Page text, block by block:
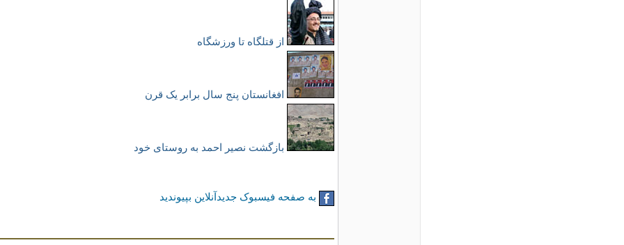
از قتلگاه تا ورزشگاه
افغانستان پنج سال برابر یک قرن
بازگشت نصیر احمد به روستای خود
به صفحه فیسبوک جدیدآنلاین بپیوندید